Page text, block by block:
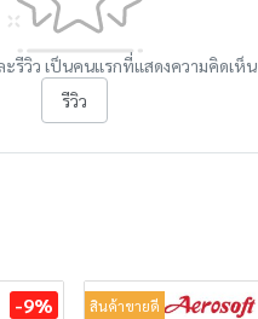
รีวิว เป็นคนแรกที่แสดงความคิดเห็น
รีวิว
-9% สินค้าขายดี